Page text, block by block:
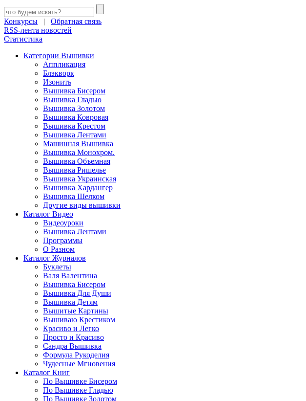
Конкурсы | Обратная связь
RSS-лента новостей
Статистика
Категории Вышивки
Аппликация
Блэкворк
Изонить
Вышивка Бисером
Вышивка Гладью
Вышивка Золотом
Вышивка Ковровая
Вышивка Крестом
Вышивка Лентами
Машинная Вышивка
Вышивка Монохром.
Вышивка Объемная
Вышивка Ришелье
Вышивка Украинская
Вышивка Хардангер
Вышивка Шелком
Другие виды вышивки
Каталог Видео
Видеоуроки
Вышивка Лентами
Программы
О Разном
Каталог Журналов
Буклеты
Валя Валентина
Вышивка Бисером
Вышивка Для Души
Вышивка Детям
Вышитые Картины
Вышиваю Крестиком
Красиво и Легко
Просто и Красиво
Сандра Вышивка
Формула Рукоделия
Чудесные Мгновения
Каталог Книг
По Вышивке Бисером
По Вышивке Гладью
По Вышивке Золотом